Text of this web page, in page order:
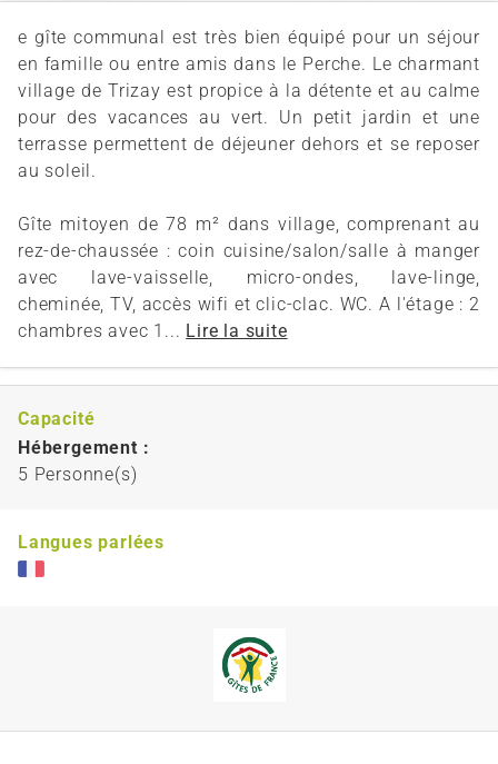
e gîte communal est très bien équipé pour un séjour
en famille ou entre amis dans le Perche. Le charmant
village de Trizay est propice à la détente et au calme
pour des vacances au vert. Un petit jardin et une
terrasse permettent de déjeuner dehors et se reposer
au soleil.
Gîte mitoyen de 78 m² dans village, comprenant au
rez-de-chaussée : coin cuisine/salon/salle à manger
avec lave-vaisselle, micro-ondes, lave-linge,
cheminée, TV, accès wifi et clic-clac. WC. A l'étage : 2
chambres avec 1... Lire la suite
Capacité
Hébergement :
5 Personne(s)
Langues parlées